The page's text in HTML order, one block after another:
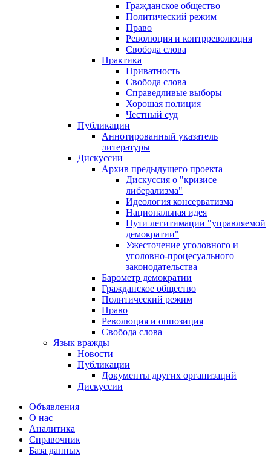
Гражданское общество
Политический режим
Право
Революция и контрреволюция
Свобода слова
Практика
Приватность
Свобода слова
Справедливые выборы
Хорошая полиция
Честный суд
Публикации
Аннотированный указатель
литературы
Дискуссии
Архив предыдущего проекта
Дискуссия о "кризисе
либерализма"
Идеология консерватизма
Национальная идея
Пути легитимации "управляемой
демократии"
Ужесточение уголовного и
уголовно-процесуального
законодательства
Барометр демократии
Гражданское общество
Политический режим
Право
Революция и оппозиция
Свобода слова
Язык вражды
Новости
Публикации
Документы других организаций
Дискуссии
Объявления
О нас
Аналитика
Справочник
База данных